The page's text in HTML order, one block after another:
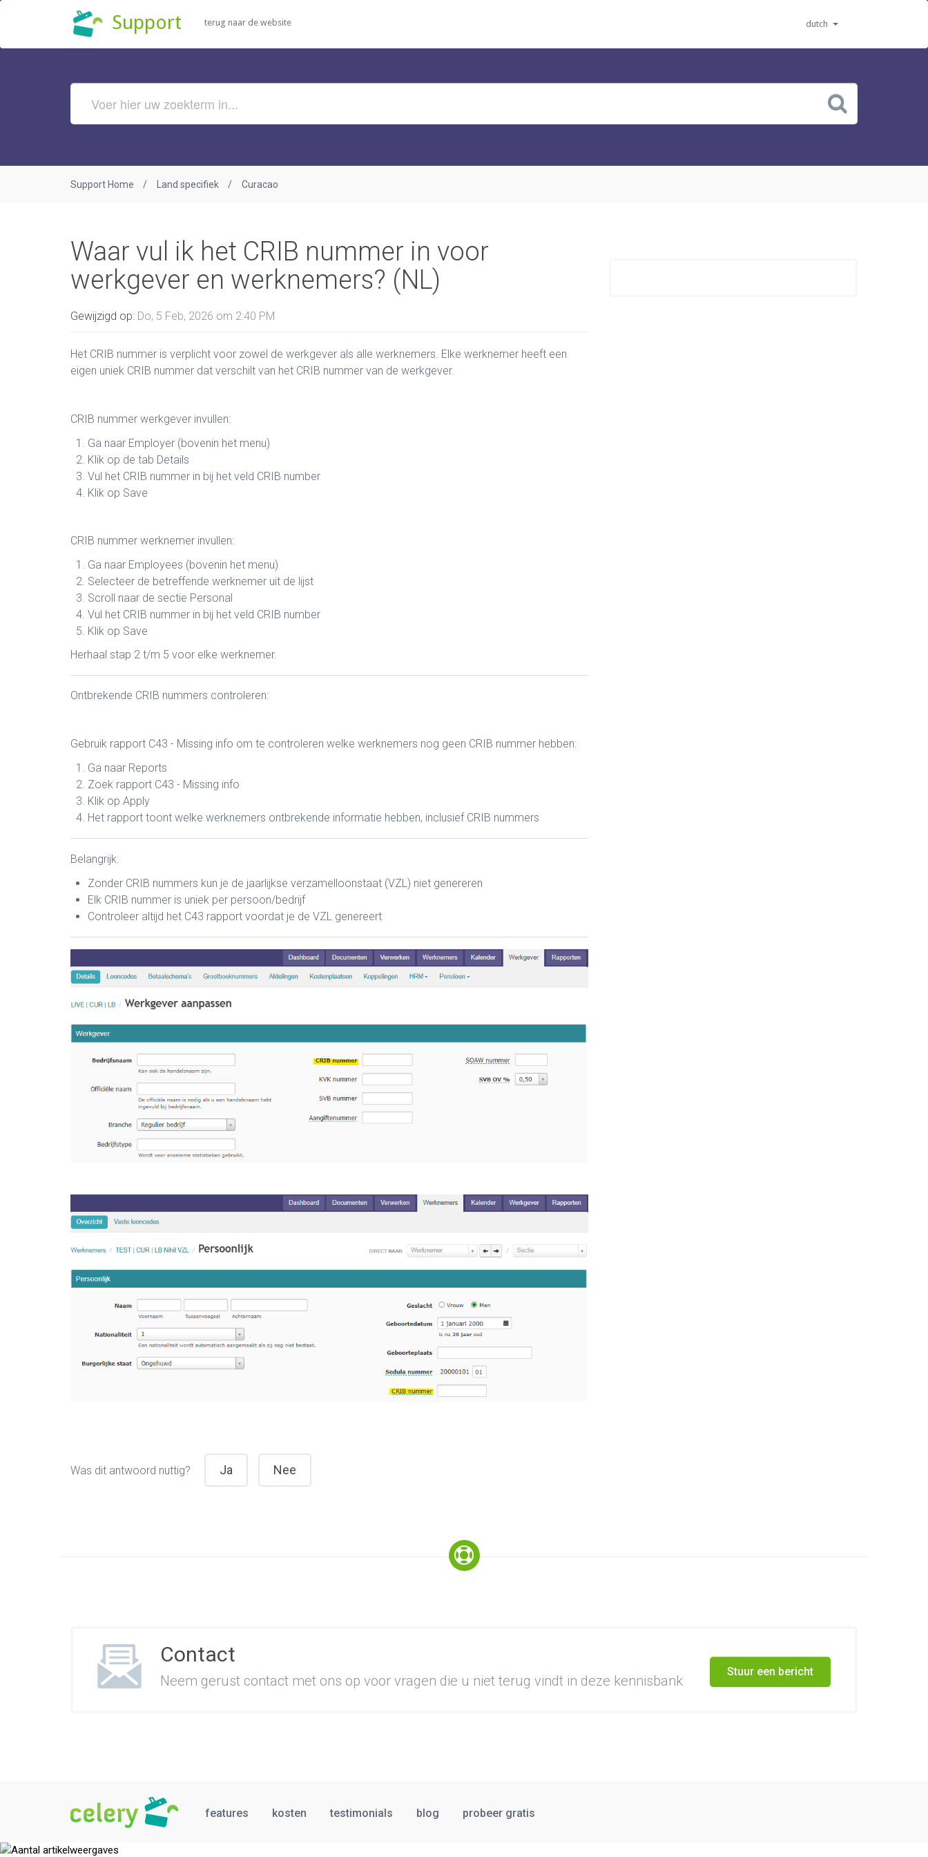
Support terug naar de website dutch
Support Home Land specifiek Curacao
Waar vul ik het CRIB nummer in voor
werkgever en werknemers? (NL)
Gewijzigd op: Do, 5 Feb, 2026 om 2:40 PM
Het CRIB nummer is verplicht voor zowel de werkgever als alle werknemers. Elke werknemer heeft een
eigen uniek CRIB nummer dat verschilt van het CRIB nummer van de werkgever.
CRIB nummer werkgever invullen:
Ga naar Employer (bovenin het menu)
Klik op de tab Details
Vul het CRIB nummer in bij het veld CRIB number
Klik op Save
CRIB nummer werknemer invullen:
Ga naar Employees (bovenin het menu)
Selecteer de betreffende werknemer uit de lijst
Scroll naar de sectie Personal
Vul het CRIB nummer in bij het veld CRIB number
Klik op Save
Herhaal stap 2 t/m 5 voor elke werknemer.
Ontbrekende CRIB nummers controleren:
Gebruik rapport C43 - Missing info om te controleren welke werknemers nog geen CRIB nummer hebben:
Ga naar Reports
Zoek rapport C43 - Missing info
Klik op Apply
Het rapport toont welke werknemers ontbrekende informatie hebben, inclusief CRIB nummers
Belangrijk:
Zonder CRIB nummers kun je de jaarlijkse verzamelloonstaat (VZL) niet genereren
Elk CRIB nummer is uniek per persoon/bedrijf
Controleer altijd het C43 rapport voordat je de VZL genereert
Was dit antwoord nuttig? Ja Nee
Contact
Neem gerust contact met ons op voor vragen die u niet terug vindt in deze kennisbank
Stuur een bericht
features kosten testimonials blog probeer gratis